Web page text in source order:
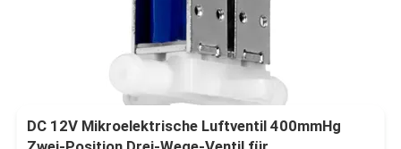
DC 12V Mikroelektrische Luftventil 400mmHg